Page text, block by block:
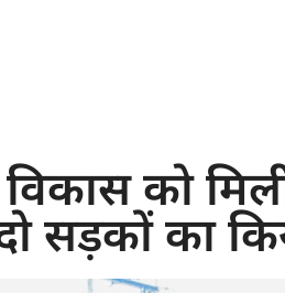
विकास को
सड़कों का